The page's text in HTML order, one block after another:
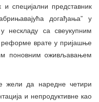
специјални представник
догађања” у
у нескладу са свеукупним
врате у пријашње
поновним оживљавањем
жели да наредне четири
и непродуктивне као